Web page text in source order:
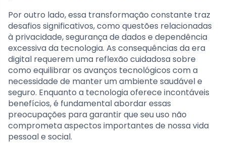
Por outro lado, essa transformação constante traz
desafios significativos, como questões relacionadas
à privacidade, segurança de dados e dependência
excessiva da tecnologia. As consequências da era
digital requerem uma reflexão cuidadosa sobre
como equilibrar os avanços tecnológicos com a
necessidade de manter um ambiente saudável e
seguro. Enquanto a tecnologia oferece incontáveis
benefícios, é fundamental abordar essas
preocupações para garantir que seu uso não
comprometa aspectos importantes de nossa vida
pessoal e social.